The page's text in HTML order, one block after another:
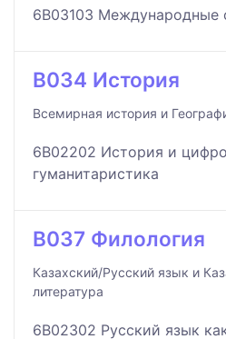
6B03103 Международные
B034 История
Всемирная история и
6B02202 История и
гуманитаристика
B037 Филология
Казахский/Русский язык и
литература
6B02302 Русский язык